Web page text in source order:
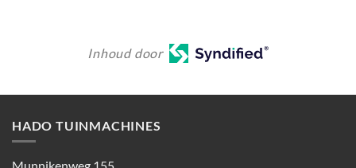
Inhoud door
HADO TUINMACHINES